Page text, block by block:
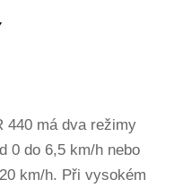
440 má dva režimy
0 do 6,5 km/h nebo
km/h. Při vysokém